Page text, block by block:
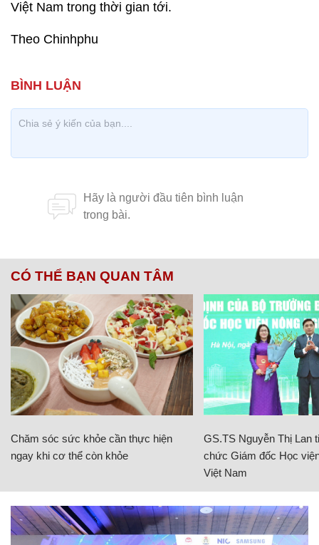
Việt Nam trong thời gian tới.
Theo Chinhphu
CÓ THỂ BẠN QUAN TÂM
Chăm sóc sức khỏe cần thực hiện
ngay khi cơ thể còn khỏe
GS.TS Nguyễn Thị Lan
chức Giám đốc Học
Việt Nam